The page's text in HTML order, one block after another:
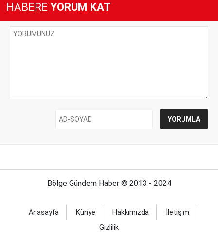
HABERE YORUM KAT
Bölge Gündem Haber © 2013 - 2024
Anasayfa Künye Hakkımızda
İletişim
Gizlilik